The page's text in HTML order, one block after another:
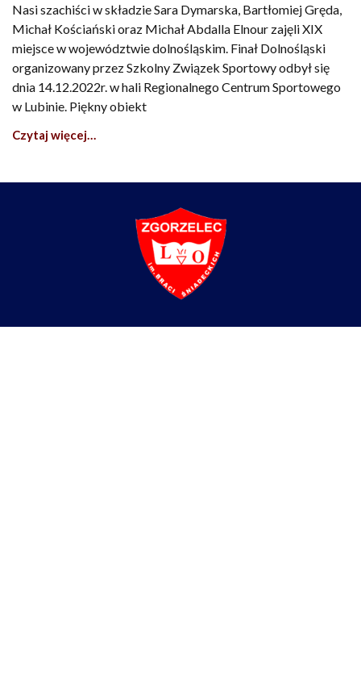
Nasi szachiści w składzie Sara Dymarska, Bartłomiej Gręda,
Michał Kościański oraz Michał Abdalla Elnour zajęli XIX
miejsce w województwie dolnośląskim. Finał Dolnośląski
organizowany przez Szkolny Związek Sportowy odbył się
dnia 14.12.2022r. w hali Regionalnego Centrum Sportowego
w Lubinie. Piękny obiekt
Czytaj więcej…
Liceum Ogólnokształcące